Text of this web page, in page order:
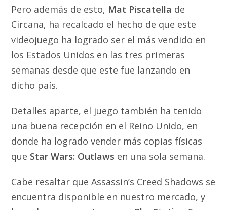
Pero además de esto, Mat Piscatella de
Circana, ha recalcado el hecho de que este
videojuego ha logrado ser el más vendido en
los Estados Unidos en las tres primeras
semanas desde que este fue lanzando en
dicho país.
Detalles aparte, el juego también ha tenido
una buena recepción en el Reino Unido, en
donde ha logrado vender más copias físicas
que Star Wars: Outlaws en una sola semana.
Cabe resaltar que Assassin’s Creed Shadows se
encuentra disponible en nuestro mercado, y